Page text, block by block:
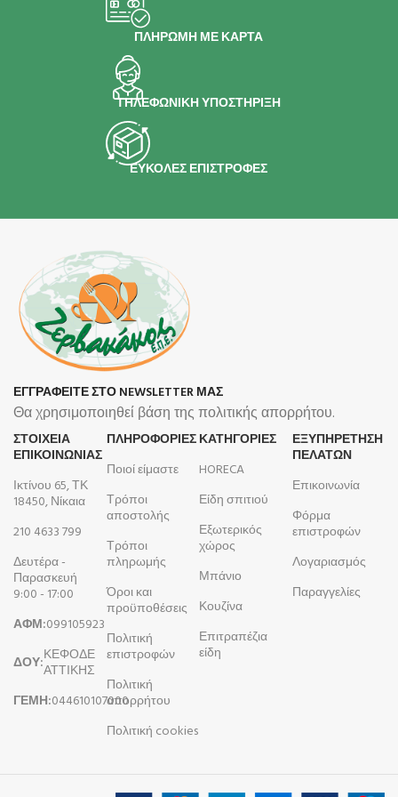
ΠΛΗΡΩΜΗ ΜΕ ΚΑΡΤΑ
ΤΗΛΕΦΩΝΙΚΗ ΥΠΟΣΤΗΡΙΞΗ
ΕΥΚΟΛΕΣ ΕΠΙΣΤΡΟΦΕΣ
ΕΓΓΡΑΦΕΙΤΕ ΣΤΟ NEWSLETTER ΜΑΣ
Θα χρησιμοποιηθεί βάση της πολιτικής απορρήτου.
ΣΤΟΙΧΕΙΑ
ΕΠΙΚΟΙΝΩΝΙΑΣ
Ικτίνου 65, ΤΚ
18450, Νίκαια
210 4633 799
Δευτέρα -
Παρασκευή
9:00 - 17:00
ΑΦΜ:099105923
ΔΟΥ:ΚΕΦΟΔΕ
ΑΤΤΙΚΗΣ
ΓΕΜΗ:044610107000
ΠΛΗΡΟΦΟΡΊΕΣ
Ποιοί είμαστε
Τρόποι
αποστολής
Τρόποι
πληρωμής
Όροι και
προϋποθέσεις
Πολιτική
επιστροφών
Πολιτική
απορρήτου
Πολιτική cookies
ΚΑΤΗΓΟΡΙΕΣ
HORECA
Είδη σπιτιού
Εξωτερικός
χώρος
Μπάνιο
Κουζίνα
Επιτραπέζια
είδη
ΕΞΥΠΗΡΕΤΗΣΗ
ΠΕΛΑΤΩΝ
Επικοινωνία
Φόρμα
επιστροφών
Λογαριασμός
Παραγγελίες